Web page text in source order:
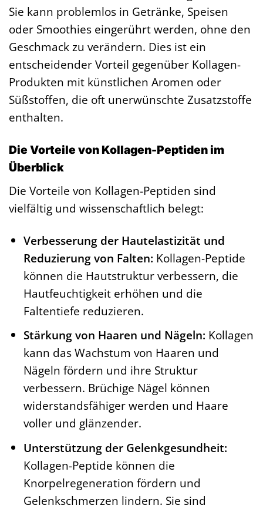
Sie kann problemlos in Getränke, Speisen
oder Smoothies eingerührt werden, ohne den
Geschmack zu verändern. Dies ist ein
entscheidender Vorteil gegenüber Kollagen-
Produkten mit künstlichen Aromen oder
Süßstoffen, die oft unerwünschte Zusatzstoffe
enthalten.
Die Vorteile von Kollagen-Peptiden im
Überblick
Die Vorteile von Kollagen-Peptiden sind
vielfältig und wissenschaftlich belegt:
Verbesserung der Hautelastizität und
Reduzierung von Falten: Kollagen-Peptide
können die Hautstruktur verbessern, die
Hautfeuchtigkeit erhöhen und die
Faltentiefe reduzieren.
Stärkung von Haaren und Nägeln: Kollagen
kann das Wachstum von Haaren und
Nägeln fördern und ihre Struktur
verbessern. Brüchige Nägel können
widerstandsfähiger werden und Haare
voller und glänzender.
Unterstützung der Gelenkgesundheit:
Kollagen-Peptide können die
Knorpelregeneration fördern und
Gelenkschmerzen lindern. Sie sind